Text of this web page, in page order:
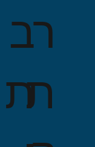
ב
ת
ר
ת